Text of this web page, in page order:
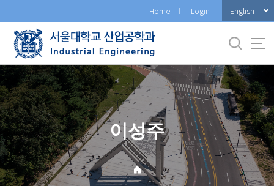
로
메
뉴
Home Login English
이성주